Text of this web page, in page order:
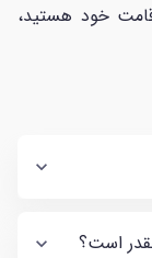
خود هستید،
است؟